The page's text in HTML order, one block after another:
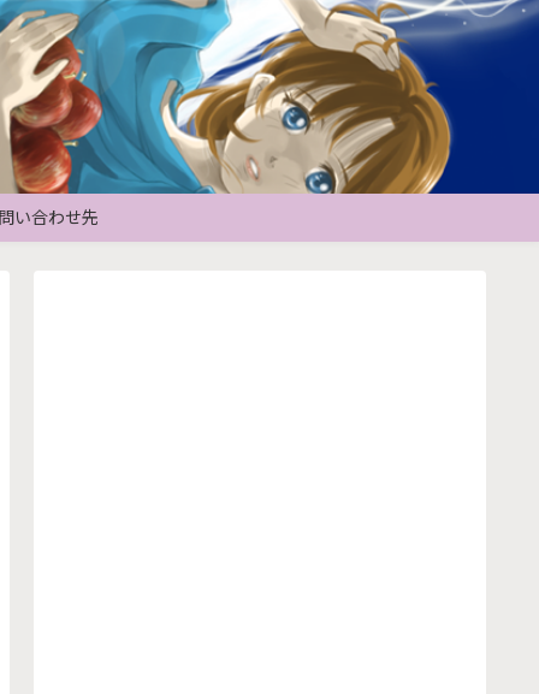
い合わせ先